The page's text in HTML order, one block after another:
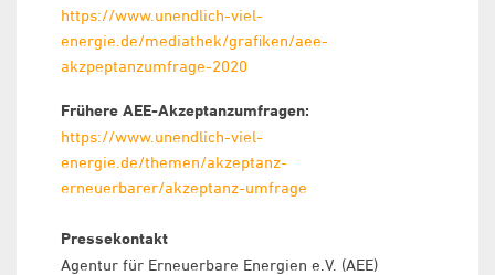
https://www.unendlich-viel-
energie.de/mediathek/grafiken/aee-
akzpeptanzumfrage-2020
Frühere AEE-Akzeptanzumfragen:
https://www.unendlich-viel-
energie.de/themen/akzeptanz-
erneuerbarer/akzeptanz-umfrage
Pressekontakt
Agentur für Erneuerbare Energien e.V. (AEE)